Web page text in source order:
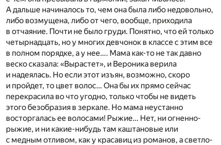
А дальше начиналось то, чем она была либо недовольно,
либо возмущена, либо от чего, вообще, приходила
в отчаяние. Почти не было груди. Понятно, что ей только
четырнадцать, но у многих девчонок в классе с этим все
в полном порядке, а у нее…. Мама как-то не так давно
веско сказала: «Вырастет», и Вероника верила
и надеялась. Но если этот изъян, возможно, скоро
и пройдет, то цвет волос… Она бы их прямо сейчас
перекрасила во что угодно, только чтобы не видеть
этого безобразия в зеркале. Но мама неустанно
восторгалась ее волосами! Рыжие… Нет, ни огненно-
рыжие, и ни какие-нибудь там каштановые или
с медным отливом, как у красавиц из романов, а светло-